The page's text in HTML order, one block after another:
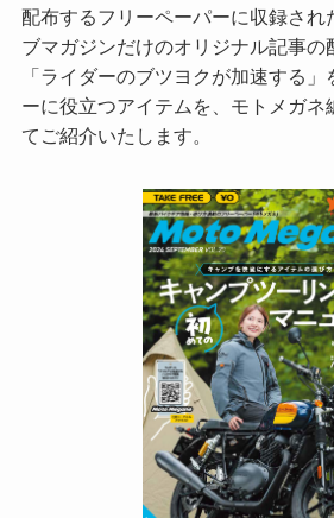
配布するフリーペーパーに収録され
ブマガジンだけのオリジナル記事の
「ライダーのブツヨクが加速する
ーに役立つアイテムを、モトメガネ
てご紹介いたします。